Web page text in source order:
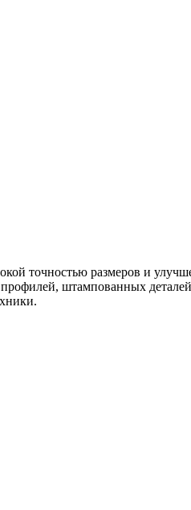
точностью размеров и
профилей, штампованных